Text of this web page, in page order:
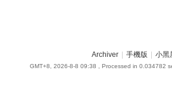
Archiver 手機版 小黑
GMT+8, 2026-8-8 09:38 , Processed in 0.034782